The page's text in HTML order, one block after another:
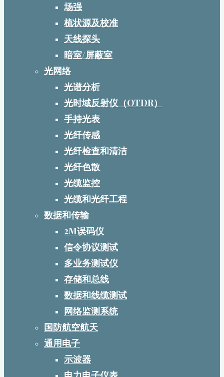
场强
梳状源及校准
天线探头
暗室/屏蔽室
光网络
光谱分析
光时域反射仪（OTDR）
手持光表
光纤传感
光纤检查和清洁
光纤色散
光缆监控
光缆和光纤工程
数据和传输
2M误码仪
信令协议测试
多业务测试仪
存储和总线
数据和线缆测试
网络监测系统
国防航空航天
通用电子
示波器